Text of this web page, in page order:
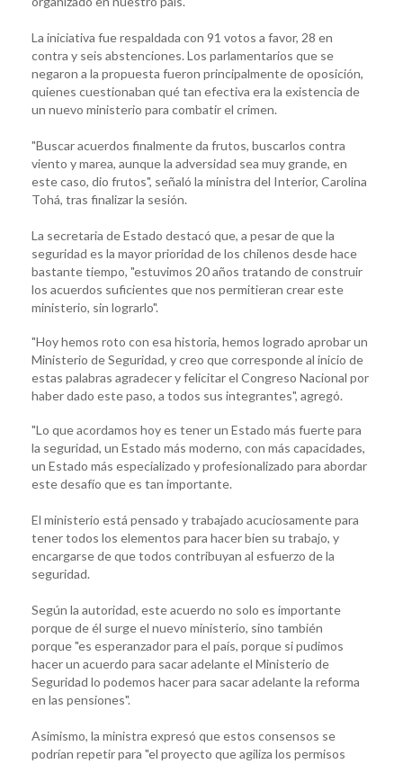
La iniciativa fue respaldada con 91 votos a favor, 28 en
contra y seis abstenciones. Los parlamentarios que se
negaron a la propuesta fueron principalmente de oposición,
quienes cuestionaban qué tan efectiva era la existencia de
un nuevo ministerio para combatir el crimen.
"Buscar acuerdos finalmente da frutos, buscarlos contra
viento y marea, aunque la adversidad sea muy grande, en
este caso, dio frutos", señaló la ministra del Interior, Carolina
Tohá, tras finalizar la sesión.
La secretaria de Estado destacó que, a pesar de que la
seguridad es la mayor prioridad de los chilenos desde hace
bastante tiempo, "estuvimos 20 años tratando de construir
los acuerdos suficientes que nos permitieran crear este
ministerio, sin lograrlo".
"Hoy hemos roto con esa historia, hemos logrado aprobar un
Ministerio de Seguridad, y creo que corresponde al inicio de
estas palabras agradecer y felicitar el Congreso Nacional por
haber dado este paso, a todos sus integrantes", agregó.
"Lo que acordamos hoy es tener un Estado más fuerte para
la seguridad, un Estado más moderno, con más capacidades,
un Estado más especializado y profesionalizado para abordar
este desafío que es tan importante.
El ministerio está pensado y trabajado acuciosamente para
tener todos los elementos para hacer bien su trabajo, y
encargarse de que todos contribuyan al esfuerzo de la
seguridad.
Según la autoridad, este acuerdo no solo es importante
porque de él surge el nuevo ministerio, sino también
porque "es esperanzador para el país, porque si pudimos
hacer un acuerdo para sacar adelante el Ministerio de
Seguridad lo podemos hacer para sacar adelante la reforma
en las pensiones".
Asimismo, la ministra expresó que estos consensos se
podrían repetir para "el proyecto que agiliza los permisos